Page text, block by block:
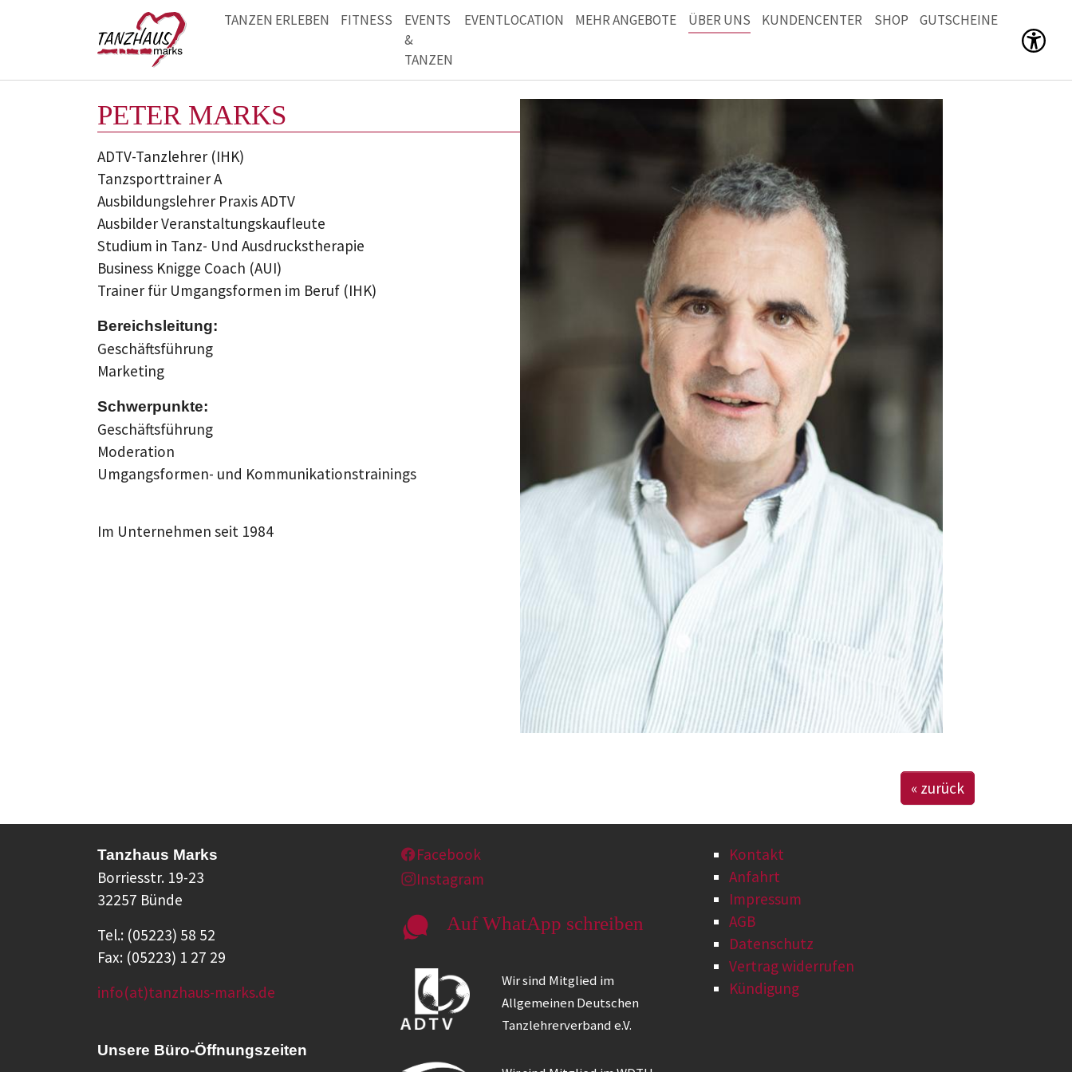
TANZEN ERLEBEN FITNESS
EVENTS
&
TANZEN
EVENTLOCATION MEHR ANGEBOTE ÜBER UNS KUNDENCENTER SHOP GUTSCHEINE
PETER MARKS
ADTV-Tanzlehrer (IHK)
Tanzsporttrainer A
Ausbildungslehrer Praxis ADTV
Ausbilder Veranstaltungskaufleute
Studium in Tanz- Und Ausdruckstherapie
Business Knigge Coach (AUI)
Trainer für Umgangsformen im Beruf (IHK)
Bereichsleitung:
Geschäftsführung
Marketing
Schwerpunkte:
Geschäftsführung
Moderation
Umgangsformen- und Kommunikationstrainings
Im Unternehmen seit 1984
« zurück
Tanzhaus Marks
Borriesstr. 19-23
32257 Bünde
Tel.: (05223) 58 52
Fax: (05223) 1 27 29
info(at)tanzhaus-marks.de
Unsere Büro-Öffnungszeiten
Facebook
Instagram
Auf WhatApp schreiben
Wir sind Mitglied im
Allgemeinen Deutschen
Tanzlehrerverband e.V.
Kontakt
Anfahrt
Impressum
AGB
Datenschutz
Vertrag widerrufen
Kündigung